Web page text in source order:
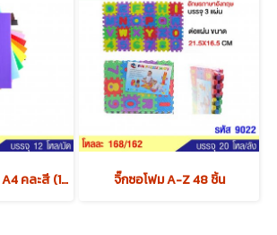
ฟิวเจอร์บอร์ด 3 มม. A4 คละสี (1x4) x12 แพค จิ๊กซอโฟม A-Z 48 ชิ้น